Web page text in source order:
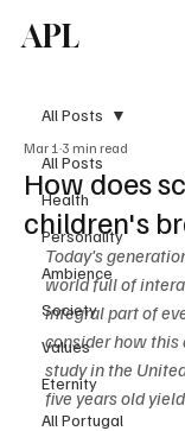
APL
All Posts
Health
Personality
Ambience
Society
Values
Eternity
All Portugal
All Posts
How does
children's
Mar 1 3 min read
Today's
world full of
integral part of
consider how this
study in the
five years old